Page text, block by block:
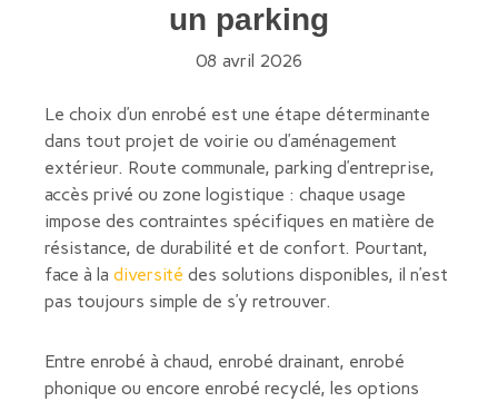
un parking
08 avril 2026
Le choix d’un enrobé est une étape déterminante
dans tout projet de voirie ou d’aménagement
extérieur. Route communale, parking d’entreprise,
accès privé ou zone logistique : chaque usage
impose des contraintes spécifiques en matière de
résistance, de durabilité et de confort. Pourtant,
face à la diversité des solutions disponibles, il n’est
pas toujours simple de s’y retrouver.
Entre enrobé à chaud, enrobé drainant, enrobé
phonique ou encore enrobé recyclé, les options